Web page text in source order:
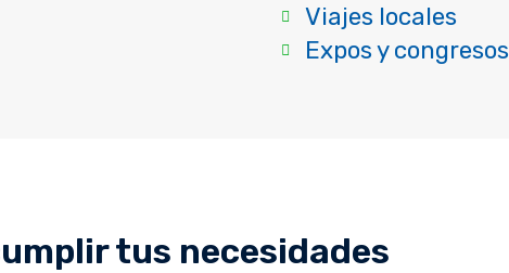
Viajes locales
Expos y congresos
tus necesidades